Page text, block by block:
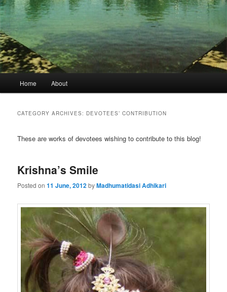
Home About
CATEGORY ARCHIVES: DEVOTEES’ CONTRIBUTION
These are works of devotees wishing to contribute to this blog!
Krishna’s Smile
Posted on11 June, 2012byMadhumatidasi Adhikari